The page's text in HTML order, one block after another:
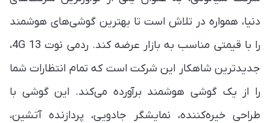
دنیا، همواره در تلاش است تا بهترین گوشی‌های هوشمند
را با قیمتی مناسب به بازار عرضه کند. ردمی نوت 13 4G،
جدیدترین شاهکار این شرکت است که تمام انتظارات شما
را از یک گوشی هوشمند برآورده می‌کند. این گوشی با
طراحی خیره‌کننده، نمایشگر جادویی، پردازنده آتشین،